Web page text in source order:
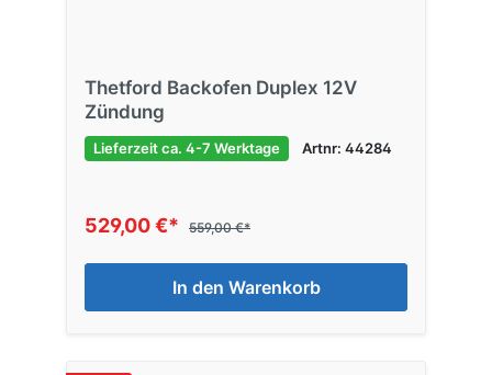
Thetford Backofen Duplex 12V
Zündung
Lieferzeit ca. 4-7 Werktage Artnr: 44284
529,00 €* 559,00 €*
In den Warenkorb